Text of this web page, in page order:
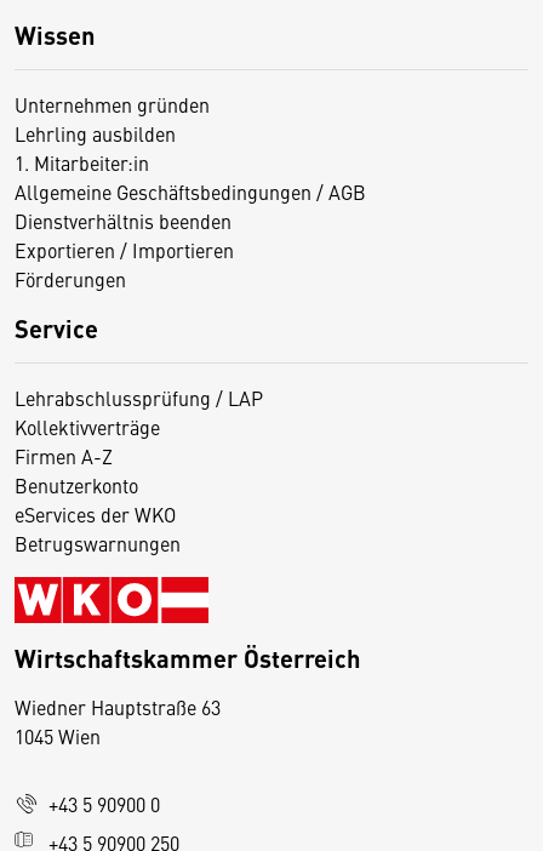
Wissen
Unternehmen gründen
Lehrling ausbilden
1. Mitarbeiter:in
Allgemeine Geschäftsbedingungen / AGB
Dienstverhältnis beenden
Exportieren / Importieren
Förderungen
Service
Lehrabschlussprüfung / LAP
Kollektivverträge
Firmen A-Z
Benutzerkonto
eServices der WKO
Betrugswarnungen
Wirtschaftskammer Österreich
Wiedner Hauptstraße 63
1045 Wien
+43 5 90900 0
+43 5 90900 250
D
s
e